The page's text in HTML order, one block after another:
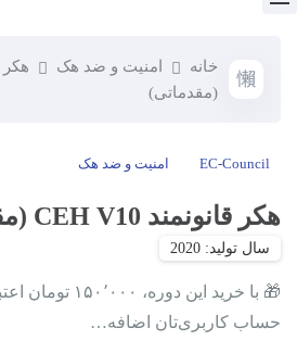
خانه امنیت و ضد هک
(مقدماتی)
EC-Council امنیت و ضد هک
هکر قانونمند CEH V10 (مقدماتی)
🎁 با خرید این
حساب کاربری‌تان اضافه…